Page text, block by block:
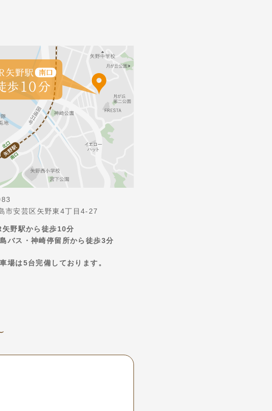
市安芸区矢野東4丁目4-27
矢野駅から徒歩10分
バス・神崎停留所から徒歩3分
場は5台完備しております。